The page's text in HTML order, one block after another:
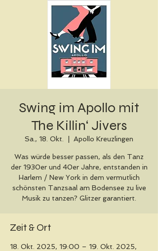
Swing im Apollo mit
The Killin‘ Jivers
Sa., 18. Okt. Apollo Kreuzlingen
Was würde besser passen, als den Tanz
der 1930er und 40er Jahre, entstanden in
Harlem / New York in dem vermutlich
schönsten Tanzsaal am Bodensee zu live
Musik zu tanzen? Glitzer garantiert.
Zeit & Ort
18. Okt. 2025, 19:00 – 19. Okt. 2025,